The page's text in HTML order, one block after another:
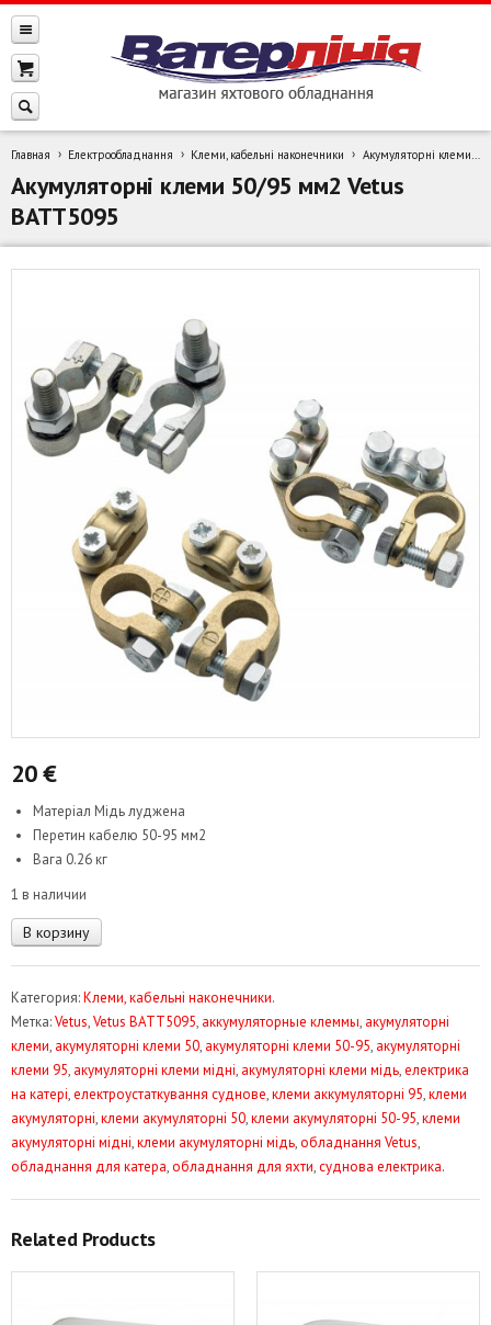
Главная Електрообладнання Клеми, кабельні наконечники Акумуляторні клеми 50/95 мм2 Vetus BATT5095
Акумуляторні клеми 50/95 мм2 Vetus
BATT5095
20€
Матеріал Мідь луджена
Перетин кабелю 50-95 мм2
Вага 0.26 кг
1 в наличии
Количество
товара
клеми
50/95
мм2
Vetus
BATT5095
В корзину
Категория:Клеми, кабельні наконечники.
Метка:Vetus,Vetus BATT5095, аккумуляторные клеммы, акумуляторні
клеми, акумуляторні клеми 50, акумуляторні клеми 50-95, акумуляторні
клеми 95, акумуляторні клеми мідні, акумуляторні клеми мідь,електрика
на катері,електроустаткування суднове,клеми аккумуляторні 95,клеми
акумуляторні,клеми акумуляторні 50,клеми акумуляторні 50-95,клеми
акумуляторні мідні,клеми акумуляторні мідь,обладнання Vetus,
обладнання для катера,обладнання для яхти,суднова електрика.
Related Products